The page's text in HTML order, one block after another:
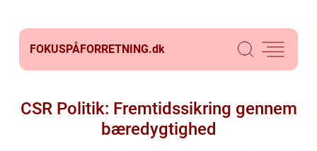
FOKUSPÅFORRETNING.dk
CSR Politik: Fremtidssikring gennem
bæredygtighed